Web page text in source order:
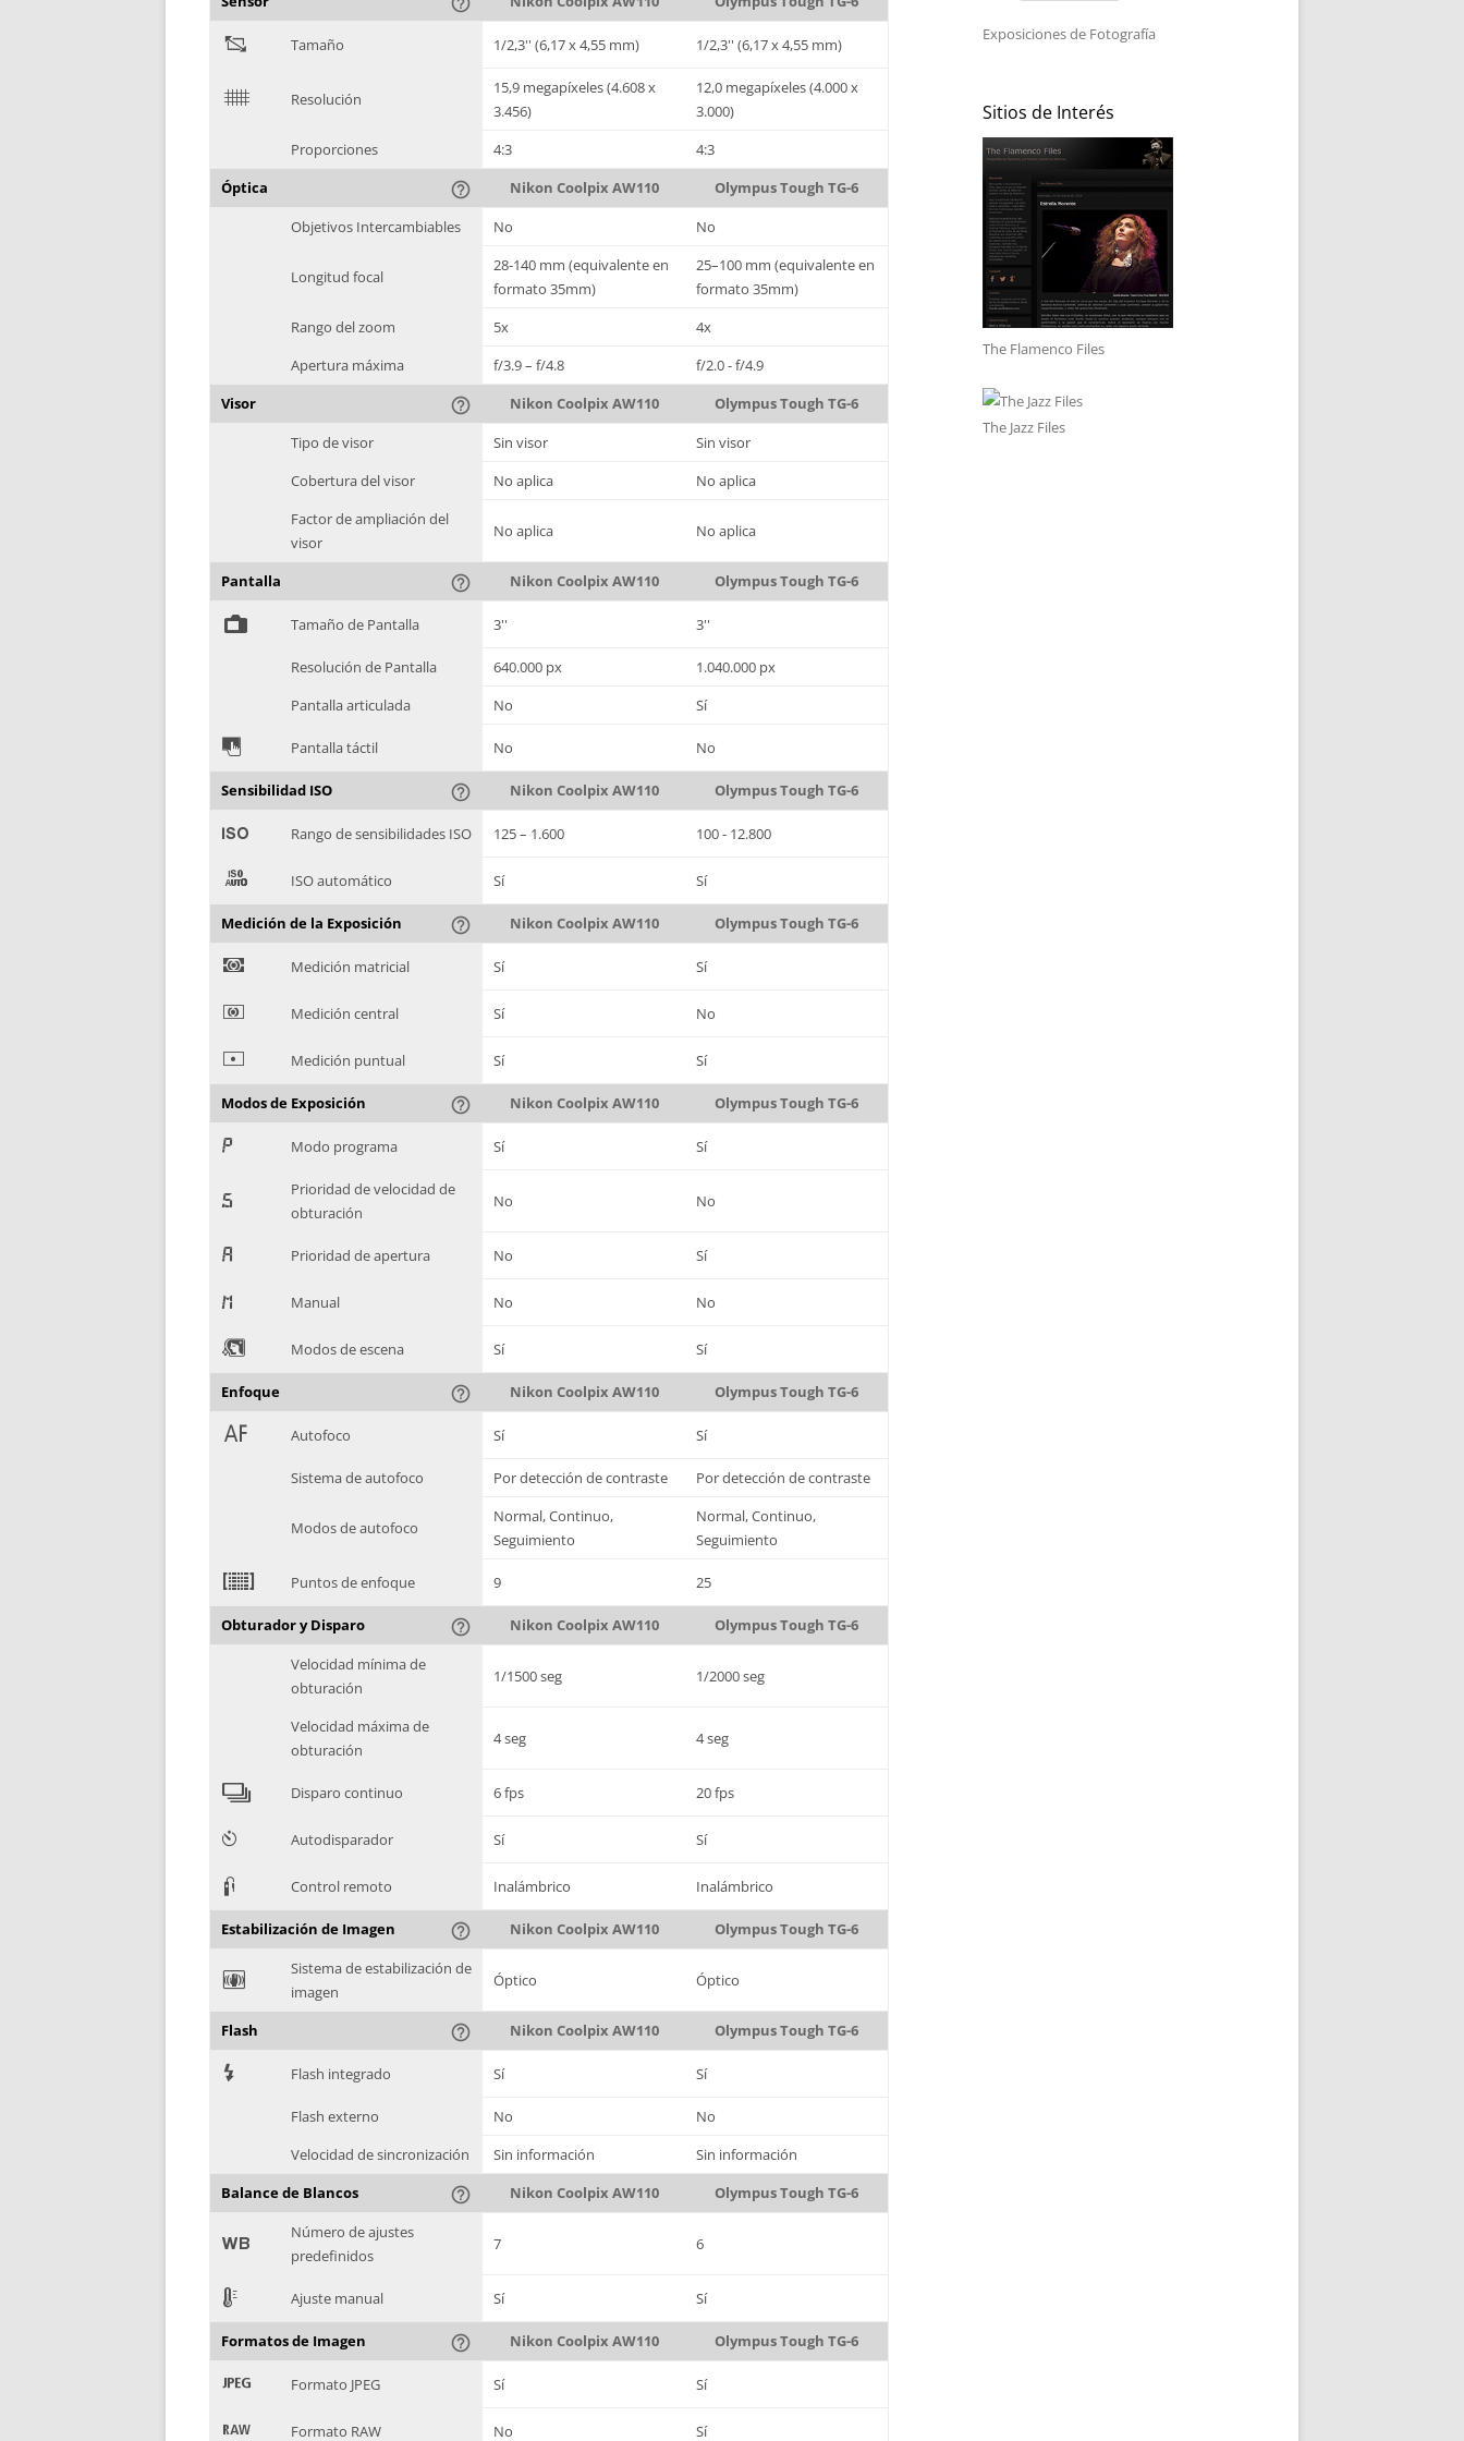
" Tamaño 1/2,3'' (6,17 x 4,55 mm) 1/2,3'' (6,17 x 4,55 mm)
$ Resolución
15,9 megapíxeles (4.608 x
3.456)
12,0 megapíxeles (4.000 x
3.000)
Proporciones
4:3
4:3
Óptica
help_outline Nikon Coolpix AW110
Olympus Tough TG-6
Objetivos Intercambiables
No No
Longitud focal
28-140 mm (equivalente en
formato 35mm)
25–100 mm (equivalente en
formato 35mm)
Rango del zoom
5x
4x
Apertura máxima
f/3.9 – f/4.8
f/2.0 - f/4.9
Visor
help_outline Nikon Coolpix AW110
Olympus Tough TG-6
Tipo de visor
Sin visor
Sin visor
Cobertura del visor
No aplica
No aplica
Factor de ampliación del
visor
No aplica No aplica
Pantalla help_outline Nikon Coolpix AW110 Olympus Tough TG-6
% Tamaño de Pantalla 3'' 3''
Resolución de Pantalla 640.000 px
1.040.000 px
Pantalla articulada
No Sí
& Pantalla táctil No No
Sensibilidad ISO help_outline Nikon Coolpix AW110 Olympus Tough TG-6
' Rango de sensibilidades ISO 125 – 1.600 100 - 12.800
( ISO automático Sí Sí
Medición de la Exposición help_outline Nikon Coolpix AW110 Olympus Tough TG-6
) Medición matricial Sí Sí
* Medición central Sí No
+ Medición puntual Sí Sí
Modos de Exposición help_outline Nikon Coolpix AW110 Olympus Tough TG-6
, Modo programa Sí Sí
-
Prioridad de velocidad de
obturación
No No
. Prioridad de apertura No Sí
/ Manual No No
0 Modos de escena Sí Sí
Enfoque help_outline Nikon Coolpix AW110 Olympus Tough TG-6
1 Autofoco Sí Sí
Sistema de autofoco Por detección de contraste Por detección de contraste
Modos de autofoco
Normal, Continuo,
Seguimiento
Normal, Continuo,
Seguimiento
2 Puntos de enfoque 9 25
Obturador y Disparo help_outline Nikon Coolpix AW110
Olympus Tough TG-6
Velocidad mínima de
obturación
1/1500 seg 1/2000 seg
Velocidad máxima de
obturación
4 seg 4 seg
4 Disparo continuo 6 fps 20 fps
6 Autodisparador Sí Sí
3 Control remoto Inalámbrico Inalámbrico
Estabilización de Imagen help_outline Nikon Coolpix AW110 Olympus Tough TG-6
F
Sistema de estabilización de
imagen
Óptico Óptico
Flash help_outline Nikon Coolpix AW110 Olympus Tough TG-6
7 Flash integrado Sí Sí
Flash externo No
No
Velocidad de sincronización
Sin información
Sin información
Balance de Blancos
help_outline Nikon Coolpix AW110 Olympus Tough TG-6
9
Número de ajustes
predefinidos
7 6
E Ajuste manual Sí Sí
Formatos de Imagen help_outline Nikon Coolpix AW110 Olympus Tough TG-6
: Formato JPEG Sí Sí
; Formato RAW No Sí
Exposiciones de Fotografía
Sitios de Interés
The Flamenco Files
The Jazz Files